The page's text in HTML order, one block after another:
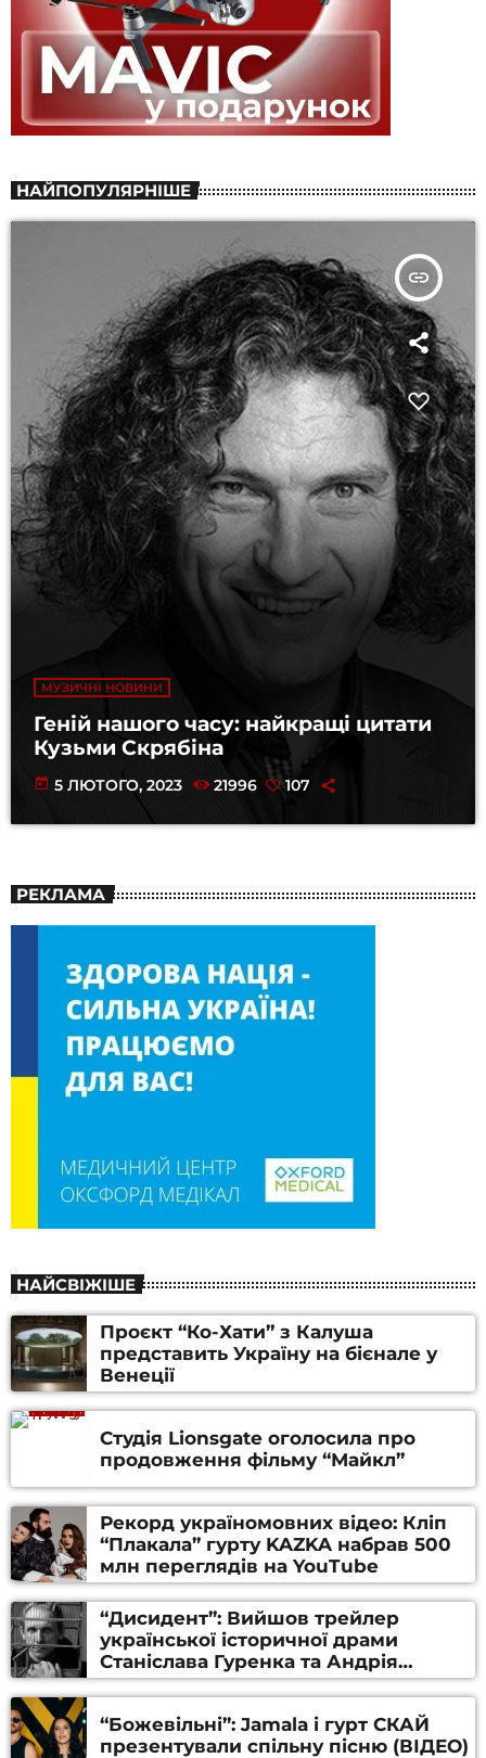
НАЙПОПУЛЯРНІШЕ
insert_link
МУЗИЧНІ НОВИНИ
Геній нашого часу: найкращі цитати
Кузьми Скрябіна
today 5 ЛЮТОГО, 2023 21996 107
РЕКЛАМА
НАЙСВІЖІШЕ
Проєкт “Ко-Хати” з Калуша
представить Україну на бієнале у
Венеції
Студія Lionsgate оголосила про
продовження фільму “Майкл”
Рекорд україномовних відео: Кліп
“Плакала” гурту KAZKA набрав 500
млн переглядів на YouTube
“Дисидент”: Вийшов трейлер
української історичної драми
Станіслава Гуренка та Андрія
Алфьорова (ВІДЕО)
“Божевільні”: Jamala і гурт СКАЙ
презентували спільну пісню (ВІДЕО)